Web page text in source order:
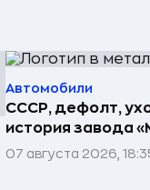
Автомобили
СССР, дефолт,
история завода
07 августа 2026,